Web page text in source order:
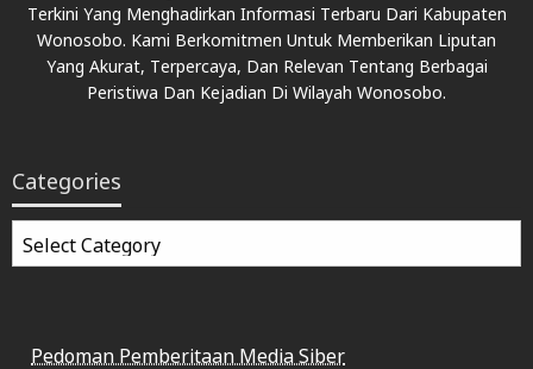
Terkini Yang Menghadirkan Informasi Terbaru Dari Kabupaten
Wonosobo. Kami Berkomitmen Untuk Memberikan Liputan
Yang Akurat, Terpercaya, Dan Relevan Tentang Berbagai
Peristiwa Dan Kejadian Di Wilayah Wonosobo.
Categories
Categories
Pedoman Pemberitaan Media Siber